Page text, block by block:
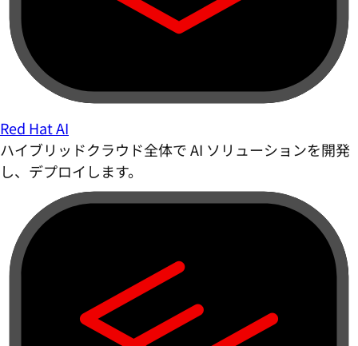
Red Hat AI
ハイブリッドクラウド全体で AI ソリューションを開発
し、デプロイします。